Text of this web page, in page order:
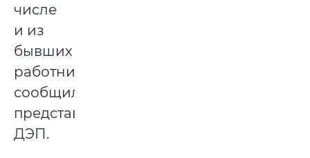
числе
и из
бывших
работников,
сообщила
представитель
ДЭП.